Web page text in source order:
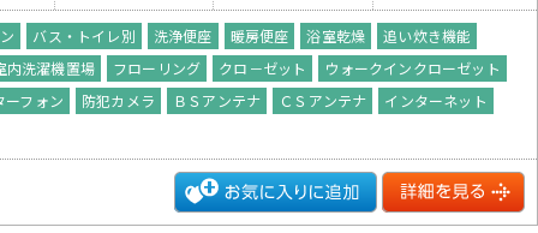
バス・トイレ別 洗浄便座 暖房便座 浴室乾燥
追い炊き機能
内洗濯機置場
フローリング クロ－ゼット
ウォークインクローゼット
ーフォン
防犯カメラ ＢＳアンテナ ＣＳアンテナ インターネット